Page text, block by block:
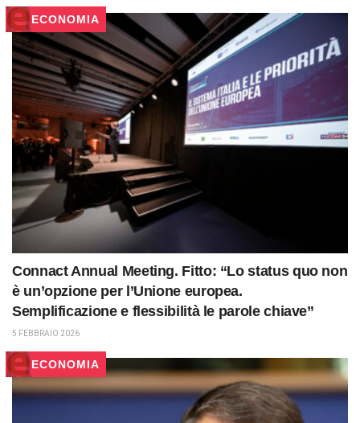
ECONOMIA
Connact Annual Meeting. Fitto: “Lo status quo non
è un’opzione per l’Unione europea.
Semplificazione e flessibilità le parole chiave”
5 FEBBRAIO 2026
ECONOMIA